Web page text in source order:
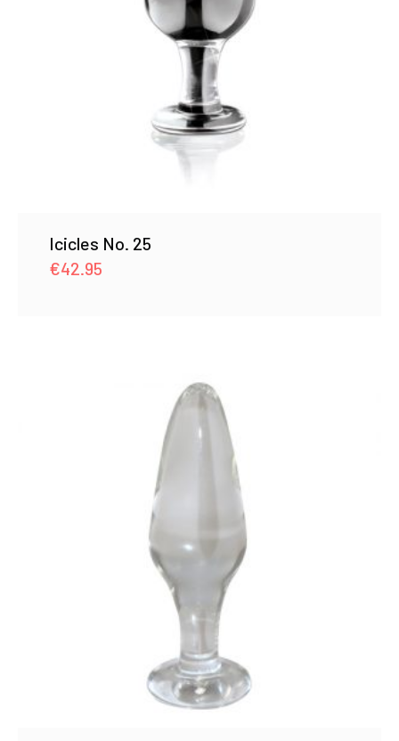
Icicles No. 25
€42.95